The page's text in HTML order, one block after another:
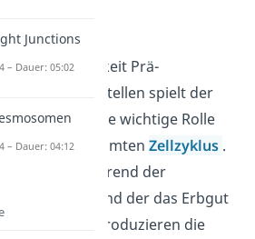
seine Fähigkeit Prä-
herzustellen spielt der
auch eine wichtige Rolle
des gesamtenZellzyklus .
während der
während der das Erbgut
wird, produzieren die
Junctions
– Dauer: 05:02
– Dauer: 04:12